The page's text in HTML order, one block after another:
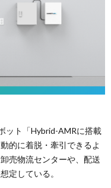
ット「Hybrid-AMRに搭載
的に着脱・牽引できるよ
売物流センターや、配送
定している。